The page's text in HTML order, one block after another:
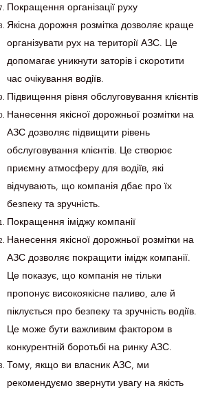
Покращення організації руху
Якісна дорожня розмітка дозволяє краще
організувати рух на території АЗС. Це
допомагає уникнути заторів і скоротити
час очікування водіїв.
Підвищення рівня обслуговування клієнтів
Нанесення якісної дорожньої розмітки на
АЗС дозволяє підвищити рівень
обслуговування клієнтів. Це створює
приємну атмосферу для водіїв, які
відчувають, що компанія дбає про їх
безпеку та зручність.
Покращення іміджу компанії
Нанесення якісної дорожньої розмітки на
АЗС дозволяє покращити імідж компанії.
Це показує, що компанія не тільки
пропонує високоякісне паливо, але й
піклується про безпеку та зручність водіїв.
Це може бути важливим фактором в
конкурентній боротьбі на ринку АЗС.
Тому, якщо ви власник АЗС, ми
рекомендуємо звернути увагу на якість